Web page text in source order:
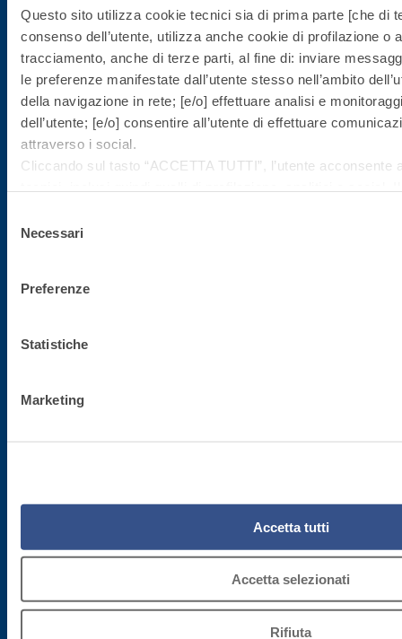
Questo sito utilizza cookie tecnici sia di prima parte [che di
consenso dell’utente, utilizza anche cookie di profilazione o
tracciamento, anche di terze parti, al fine di: inviare
le preferenze manifestate dall’utente stesso nell’ambito
della navigazione in rete; [e/o] effettuare analisi e
dell’utente; [e/o] consentire all’utente di effettuare
attraverso i social.
Cliccando sul tasto “ACCETTA TUTTI”, l’utente acconsente
Se l’utente desidera gestire le proprie preferenze può
Cliccando sul bottone "RIFIUTA" l’utente non presta il
attivi).
delNecessari
Preferenze
Statistiche
Marketing
Accetta tutti
Accetta selezionati
Rifiuta
31027 Spresiano (TV)
Tel. +39.0422.7222
Fax +39.0422.887509
Gestione ordini - 800.333.435
Assistenza attrezzature - 800.353.637
€ 50.000.000,00
Mondo Fassa
Azienda
FassAcademy
Fassa per la Cultura